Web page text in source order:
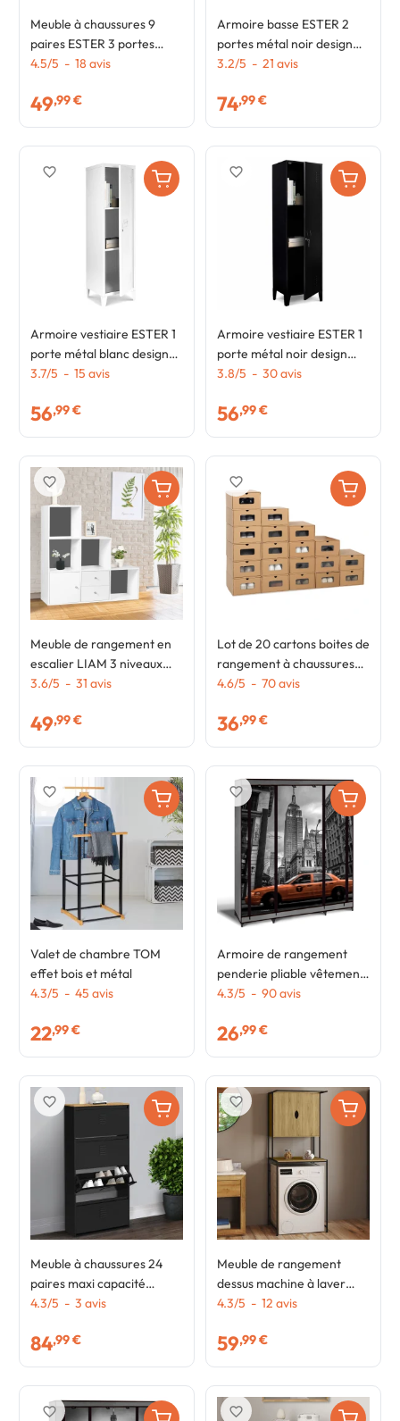
Meuble à chaussures 9
paires ESTER 3 portes
métal noir et plateau façon
4.5/5 - 18 avis
49,99 €
Armoire basse ESTER 2
portes métal noir design
industriel
3.2/5 - 21 avis
74,99 €
Armoire vestiaire ESTER 1
porte métal blanc design
industriel
3.7/5 - 15 avis
56,99 €
favorite_border
Armoire vestiaire ESTER 1
porte métal noir design
industriel
3.8/5 - 30avis
56,99 €
favorite_border
Meuble de rangement en
escalier LIAM 3 niveaux
bois blanc fond gris avec
3.6/5 - 31 avis
49,99 €
favorite_border
Lot de 20 cartons boites de
rangement à chaussures
avec tiroir
4.6/5 - 70avis
36,99 €
favorite_border
Valet de chambre TOM
effet bois et métal
4.3/5 - 45 avis
22,99 €
favorite_border
Armoire de rangement
penderie pliable vêtements
en tissu NEW-YORK
4.3/5 - 90avis
26,99 €
favorite_border
Meuble à chaussures 24
paires maxi capacité
ESTER 4 portes métal noir
design industriel
4.3/5 - 3 avis
84,99 €
favorite_border
Meuble de rangement
dessus machine à laver
avec placard DETROIT
4.3/5 - 12 avis
59,99 €
favorite_border
favorite_border favorite_border